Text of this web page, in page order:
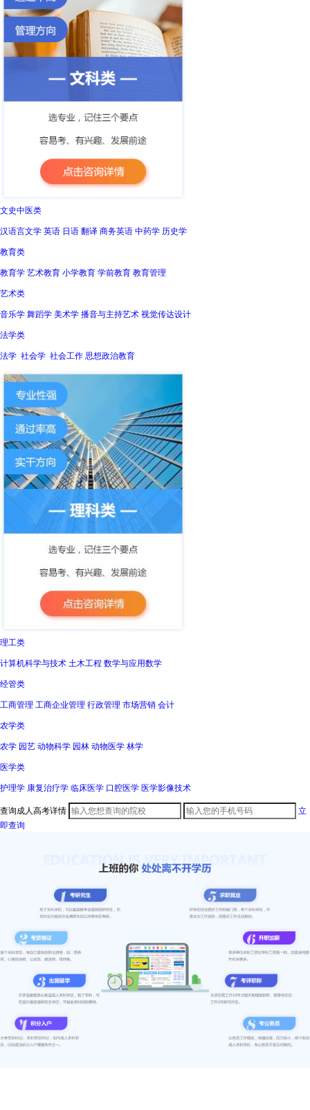
文史中医类
汉语言文学 英语 日语 翻译 商务英语 中药学 历史学
教育类
教育学 艺术教育 小学教育 学前教育 教育管理
艺术类
音乐学 舞蹈学 美术学 播音与主持艺术 视觉传达设计
法学类
法学 社会学 社会工作 思想政治教育
理工类
计算机科学与技术 土木工程 数学与应用数学
经管类
工商管理 工商企业管理 行政管理 市场营销 会计
农学类
农学 园艺 动物科学 园林 动物医学 林学
医学类
护理学 康复治疗学 临床医学 口腔医学 医学影像技术
查询成人高考详情
立
即查询